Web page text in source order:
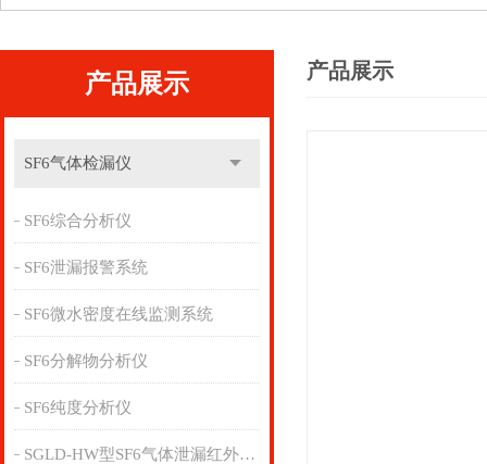
产品展示
SF6气体检漏仪
SF6综合分析仪
SF6泄漏报警系统
SF6微水密度在线监测系统
SF6分解物分析仪
SF6纯度分析仪
SGLD-HW型SF6气体泄漏红外检漏仪
产品展示